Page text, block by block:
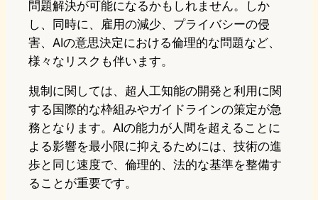
問題解決が可能になるかもしれません。しか
し、同時に、雇用の減少、プライバシーの侵
害、AIの意思決定における倫理的な問題など、
様々なリスクも伴います。
規制に関しては、超人工知能の開発と利用に関
する国際的な枠組みやガイドラインの策定が急
務となります。AIの能力が人間を超えることに
よる影響を最小限に抑えるためには、技術の進
歩と同じ速度で、倫理的、法的な基準を整備す
ることが重要です。